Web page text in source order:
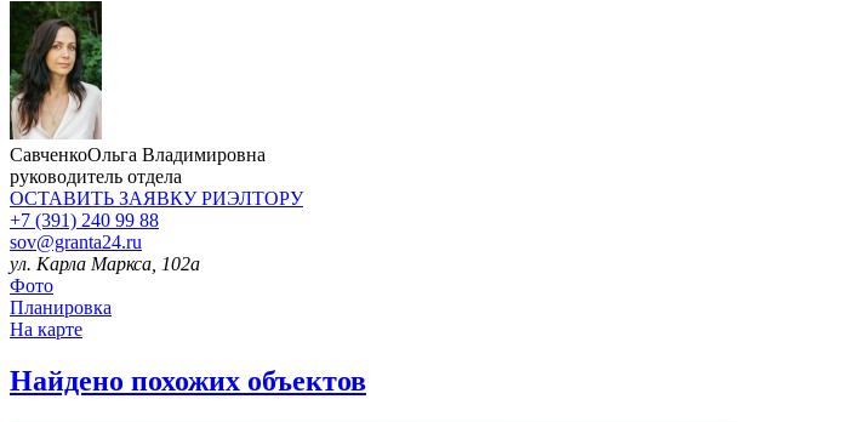
СавченкоОльга Владимировна
руководитель отдела
ОСТАВИТЬ ЗАЯВКУРИЭЛТОРУ
+7 (391) 240 99 88
sov@granta24.ru
ул. Карла Маркса, 102а
Фото
Планировка
На карте
Найдено похожих объектов